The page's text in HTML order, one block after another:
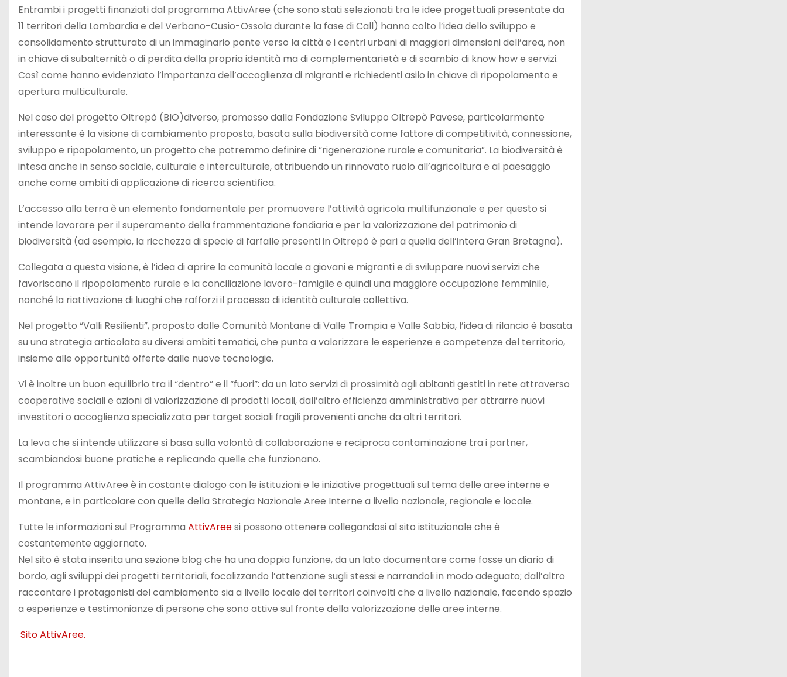
Entrambi i progetti finanziati dal programma AttivAree (che sono stati selezionati tra le idee progettuali presentate da
11 territori della Lombardia e del Verbano-Cusio-Ossola durante la fase di Call) hanno colto l’idea dello sviluppo e
consolidamento strutturato di un immaginario ponte verso la città e i centri urbani di maggiori dimensioni dell’area, non
in chiave di subalternità o di perdita della propria identità ma di complementarietà e di scambio di know how e servizi.
Così come hanno evidenziato l’importanza dell’accoglienza di migranti e richiedenti asilo in chiave di ripopolamento e
apertura multiculturale.
Nel caso del progetto Oltrepò (BIO)diverso, promosso dalla Fondazione Sviluppo Oltrepò Pavese, particolarmente
interessante è la visione di cambiamento proposta, basata sulla biodiversità come fattore di competitività, connessione,
sviluppo e ripopolamento, un progetto che potremmo definire di “rigenerazione rurale e comunitaria”. La biodiversità è
intesa anche in senso sociale, culturale e interculturale, attribuendo un rinnovato ruolo all’agricoltura e al paesaggio
anche come ambiti di applicazione di ricerca scientifica.
L’accesso alla terra è un elemento fondamentale per promuovere l’attività agricola multifunzionale e per questo si
intende lavorare per il superamento della frammentazione fondiaria e per la valorizzazione del patrimonio di
biodiversità (ad esempio, la ricchezza di specie di farfalle presenti in Oltrepò è pari a quella dell’intera Gran Bretagna).
Collegata a questa visione, è l’idea di aprire la comunità locale a giovani e migranti e di sviluppare nuovi servizi che
favoriscano il ripopolamento rurale e la conciliazione lavoro-famiglie e quindi una maggiore occupazione femminile,
nonché la riattivazione di luoghi che rafforzi il processo di identità culturale collettiva.
Nel progetto “Valli Resilienti”, proposto dalle Comunità Montane di Valle Trompia e Valle Sabbia, l’idea di rilancio è basata
su una strategia articolata su diversi ambiti tematici, che punta a valorizzare le esperienze e competenze del territorio,
insieme alle opportunità offerte dalle nuove tecnologie.
Vi è inoltre un buon equilibrio tra il “dentro” e il “fuori”: da un lato servizi di prossimità agli abitanti gestiti in rete attraverso
cooperative sociali e azioni di valorizzazione di prodotti locali, dall’altro efficienza amministrativa per attrarre nuovi
investitori o accoglienza specializzata per target sociali fragili provenienti anche da altri territori.
La leva che si intende utilizzare si basa sulla volontà di collaborazione e reciproca contaminazione tra i partner,
scambiandosi buone pratiche e replicando quelle che funzionano.
Il programma AttivAree è in costante dialogo con le istituzioni e le iniziative progettuali sul tema delle aree interne e
montane, e in particolare con quelle della Strategia Nazionale Aree Interne a livello nazionale, regionale e locale.
Tutte le informazioni sul Programma AttivAreesi possono ottenere collegandosi al sito istituzionale che è
costantemente aggiornato.
Nel sito è stata inserita una sezione blog che ha una doppia funzione, da un lato documentare come fosse un diario di
bordo, agli sviluppi dei progetti territoriali, focalizzando l’attenzione sugli stessi e narrandoli in modo adeguato; dall’altro
raccontare i protagonisti del cambiamento sia a livello locale dei territori coinvolti che a livello nazionale, facendo spazio
a esperienze e testimonianze di persone che sono attive sul fronte della valorizzazione delle aree interne.
Sito AttivAree.